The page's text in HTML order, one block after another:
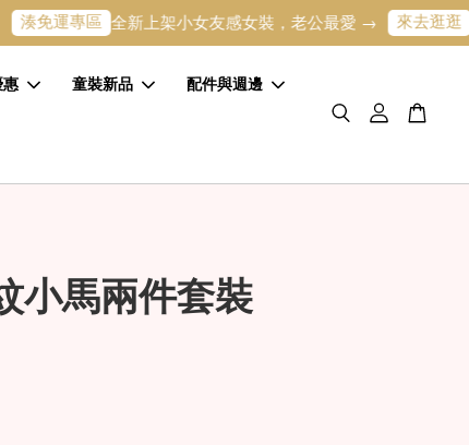
專區 全新上架小女友感女裝，老公最愛 → 來去逛逛 寶寶的
童裝新品 配件與週邊
小馬兩件套裝